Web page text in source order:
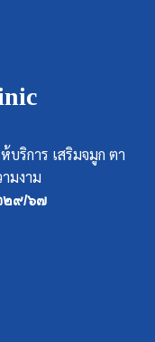
ริการ เสริมจมูก ตา
มงาม
๒๙/๖๗